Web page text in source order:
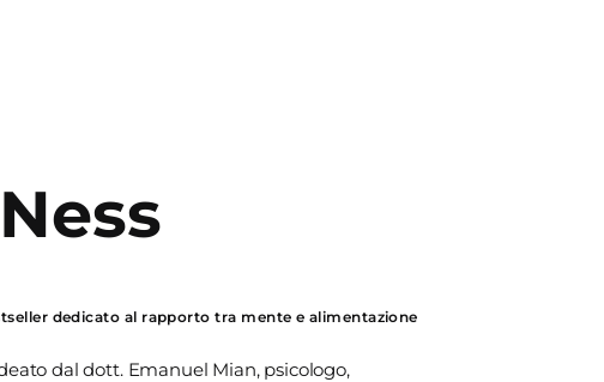
dedicato al rapporto tra mente e alimentazione
dal dott. Emanuel Mian, psicologo,